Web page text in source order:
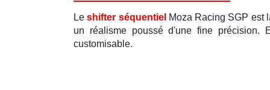
Leshifter séquentiel Moza Racing SGP est
un réalisme poussé d'une fine précision.
customisable.